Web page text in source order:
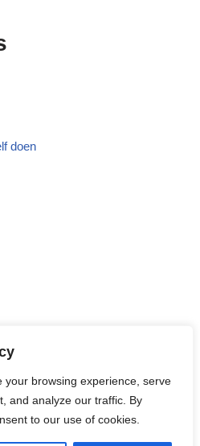
your browsing experience, serve
and analyze our traffic. By
to our use of cookies.
doen